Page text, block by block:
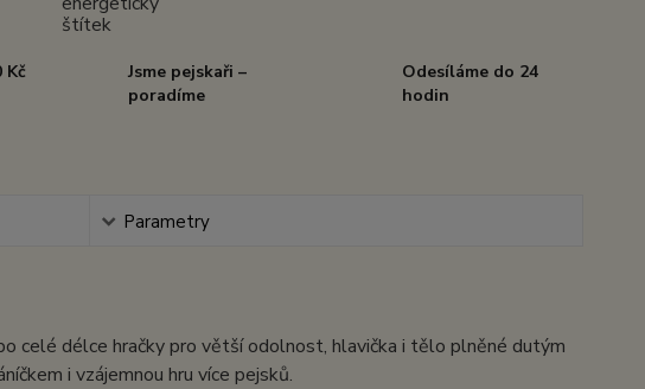
Kč
Jsme pejskaři –
poradíme
Odesíláme do 24
hodin
Parametry
celé délce hračky pro větší odolnost, hlavička i tělo plněné dutým
i vzájemnou hru více pejsků.